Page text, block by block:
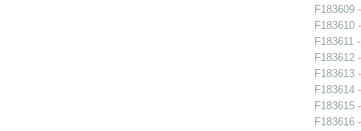
F183609
F183610
F183611
F183612
F183613
F183614
F183615
F183616